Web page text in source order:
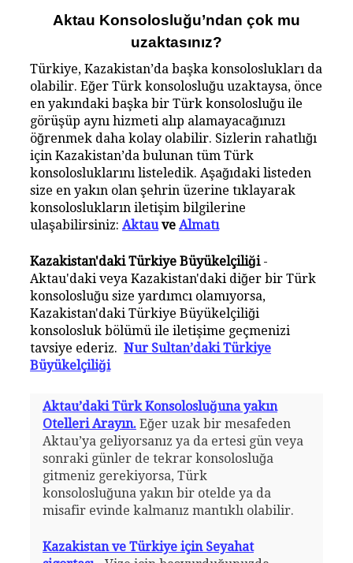
Aktau Konsolosluğu’ndan çok mu
uzaktasınız?
Türkiye, Kazakistan’da başka konsoloslukları da
olabilir. Eğer Türk konsolosluğu uzaktaysa, önce
en yakındaki başka bir Türk konsolosluğu ile
görüşüp aynı hizmeti alıp alamayacağınızı
öğrenmek daha kolay olabilir. Sizlerin rahatlığı
için Kazakistan’da bulunan tüm Türk
konsolosluklarını listeledik. Aşağıdaki listeden
size en yakın olan şehrin üzerine tıklayarak
konsoloslukların iletişim bilgilerine
ulaşabilirsiniz:AktauveAlmatı
Kazakistan'daki Türkiye Büyükelçiliği-
Aktau'daki veya Kazakistan'daki diğer bir Türk
konsolosluğu size yardımcı olamıyorsa,
Kazakistan'daki Türkiye Büyükelçiliği
konsolosluk bölümü ile iletişime geçmenizi
tavsiye ederiz.Nur Sultan’daki Türkiye
Büyükelçiliği
Aktau’daki Türk Konsolosluğuna yakın
Otelleri Arayın.Eğer uzak bir mesafeden
Aktau’ya geliyorsanız ya da ertesi gün veya
sonraki günler de tekrar konsolosluğa
gitmeniz gerekiyorsa, Türk
konsolosluğuna yakın bir otelde ya da
misafir evinde kalmanız mantıklı olabilir.
Kazakistan ve Türkiye için Seyahat